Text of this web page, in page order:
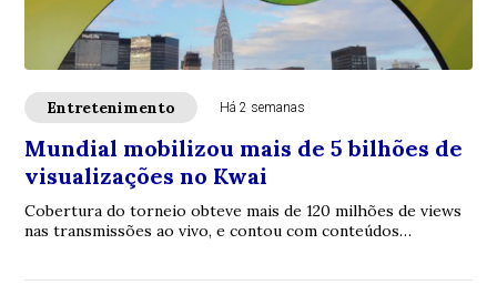
Entretenimento Há 2 semanas
Mundial mobilizou mais de 5 bilhões de
visualizações no Kwai
Cobertura do torneio obteve mais de 120 milhões de views
nas transmissões ao vivo, e contou com conteúdos